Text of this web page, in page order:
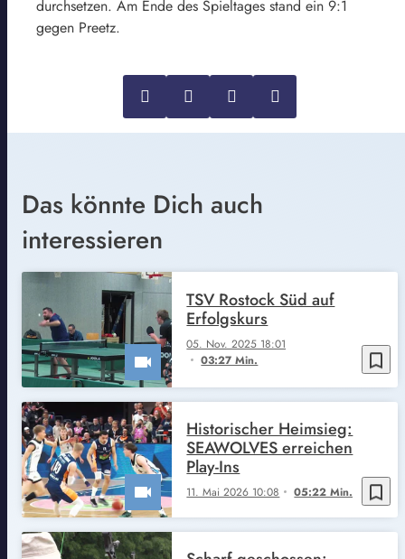
durchsetzen. Am Ende des Spieltages stand ein 9:1
gegen Preetz.
Das könnte Dich auch
interessieren
bookmark_border
05. Nov. 2025 18:01
03:27 Min.
TSV Rostock Süd auf
Erfolgskurs
bookmark_border
11. Mai 2026 10:08 05:22 Min.
Historischer Heimsieg:
SEAWOLVES erreichen
Play-Ins